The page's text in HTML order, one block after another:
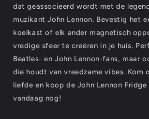
dat geassocieerd wordt met de
muzikant John Lennon. Bevestig het
koelkast of elk ander magnetisch
vredige sfeer te creëren in je huis.
Beatles- en John Lennon-fans, maar
die houdt van vreedzame vibes. Kom
liefde en koop de John Lennon Fridge
vandaag nog!